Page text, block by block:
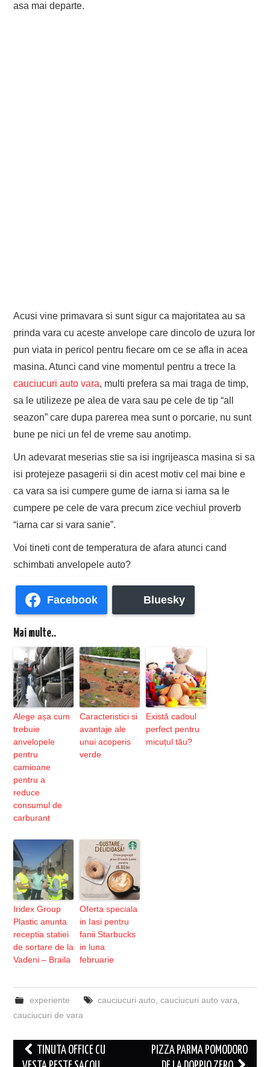
asa mai departe.
Acusi vine primavara si sunt sigur ca majoritatea au sa
prinda vara cu aceste anvelope care dincolo de uzura lor
pun viata in pericol pentru fiecare om ce se afla in acea
masina. Atunci cand vine momentul pentru a trece la
cauciucuri auto vara, multi prefera sa mai traga de timp,
sa le utilizeze pe alea de vara sau pe cele de tip “all
seazon” care dupa parerea mea sunt o porcarie, nu sunt
bune pe nici un fel de vreme sau anotimp.
Un adevarat meserias stie sa isi ingrijeasca masina si sa
isi protejeze pasagerii si din acest motiv cel mai bine e
ca vara sa isi cumpere gume de iarna si iarna sa le
cumpere pe cele de vara precum zice vechiul proverb
“iarna car si vara sanie”.
Voi tineti cont de temperatura de afara atunci cand
schimbati anvelopele auto?
Facebook Bluesky
Mai multe..
Alege așa cum
trebuie
anvelopele
pentru
camioane
pentru a
reduce
consumul de
carburant
Caracteristici si
avantaje ale
unui acoperis
verde
Există cadoul
perfect pentru
micuțul tău?
Iridex Group
Plastic anunta
receptia statiei
de sortare de la
Vadeni – Braila
Oferta speciala
in Iasi pentru
fanii Starbucks
in luna
februarie
experiente cauciucuri auto, cauciucuri auto vara,
cauciucuri de vara
Post
TINUTA OFFICE CU
PIZZA PARMA POMODORO